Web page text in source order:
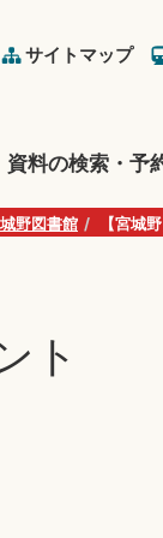
サイトマップ
資料の検索・予
野図書館 【宮城
ト